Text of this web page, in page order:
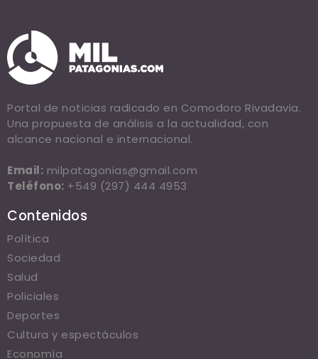
Portal de noticias radicado en Comodoro Rivadavia.
Una propuesta de análisis a la actualidad, con
alcance nacional e internacional.
Email: milpatagonias@gmail.com
Teléfono: +549 (297) 444 4953
Contenidos
Política
Sociedad
Salud
Policiales
Deportes
Cultura y espectáculos
Economía